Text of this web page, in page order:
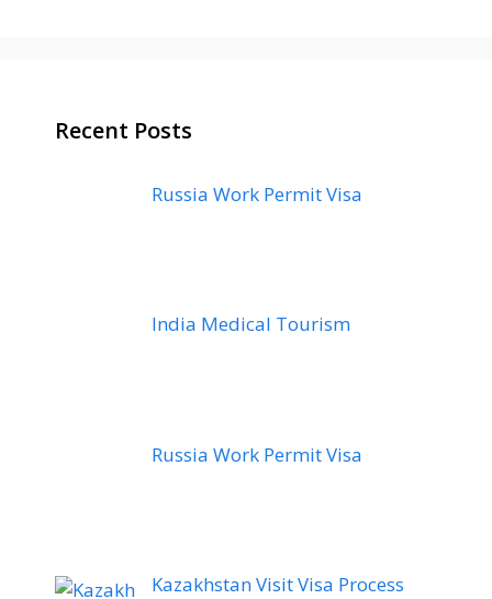
Recent Posts
Russia Work Permit Visa
India Medical Tourism
Russia Work Permit Visa
Kazakhstan Visit Visa Process